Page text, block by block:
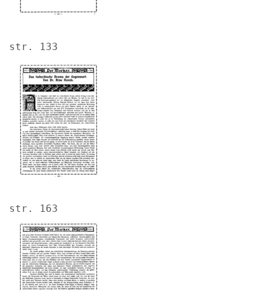
str. 133
str. 163
Image